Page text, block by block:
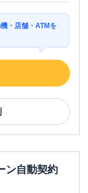
・店舗・ATMを
ン自動契約